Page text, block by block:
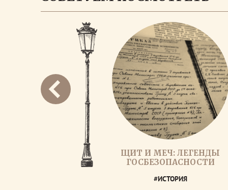
ЩИТ И МЕЧ: ЛЕГЕНДЫ
ГОСБЕЗОПАСНОСТИ
#ИСТОРИЯ